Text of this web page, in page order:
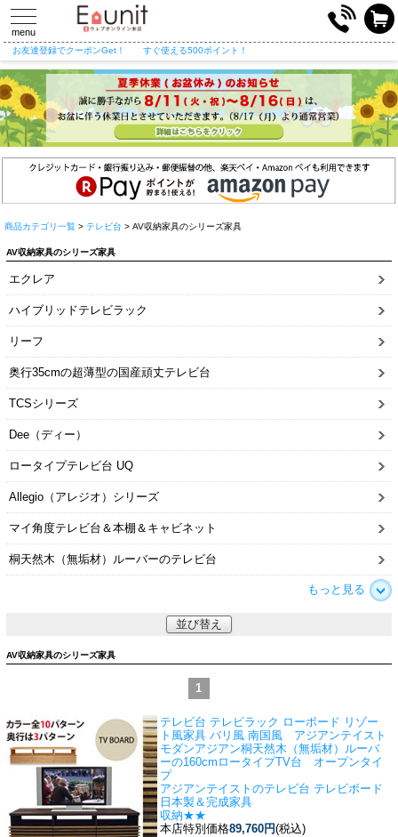
toggle
navigation
menu
お友達登録でクーポンGet！ すぐ使える500ポイント！
商品カテゴリ一覧 > テレビ台 > AV収納家具のシリーズ家具
AV収納家具のシリーズ家具
エクレア
ハイブリッドテレビラック
リーフ
奥行35cmの超薄型の国産頑丈テレビ台
TCSシリーズ
Dee（ディー）
ロータイプテレビ台 UQ
Allegio（アレジオ）シリーズ
マイ角度テレビ台＆本棚＆キャビネット
桐天然木（無垢材）ルーバーのテレビ台
もっと見る
並び替え
AV収納家具のシリーズ家具
1
テレビ台 テレビラック ローボード リゾー
ト風家具 バリ風 南国風 アジアンテイスト
モダンアジアン桐天然木（無垢材）ルーバ
ーの160cmロータイプTV台 オープンタイ
プ
アジアンテイストのテレビ台 テレビボード
日本製＆完成家具
収納★★
本店特別価格89,760円(税込)